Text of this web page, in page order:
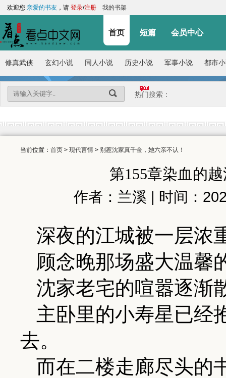
欢迎您 亲爱的书友 ，请 登录/注册 我的书架
首页 短篇 会员中心
修真武侠 玄幻小说 同人小说 历史小说 军事小说 都市
热门搜索：
当前位置： 首页 > 现代言情 > 别惹沈家真千金，她六亲不认！
第155章染血的
作者：兰溪 | 时间：
深夜的江城被一层浓
顾念晚那场盛大温馨
沈家老宅的喧嚣逐渐
主卧里的小寿星已经
去。
而在二楼走廊尽头的